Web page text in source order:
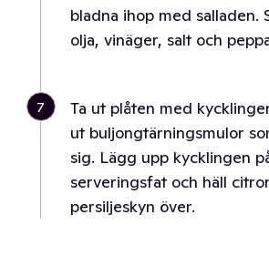
bladna ihop med salladen.
olja, vinäger, salt och
7
Ta ut plåten med
ut buljongtärningsmulor
sig. Lägg upp kycklingen
serveringsfat och häll
persiljeskyn över.